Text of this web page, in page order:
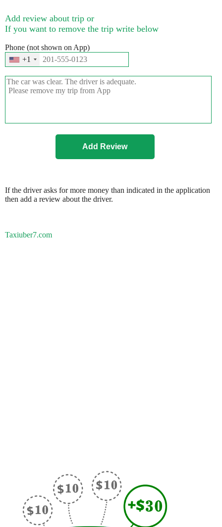
Add review about trip or
If you want to remove the trip write below
Phone (not shown on App)
+1
If the driver asks for more money than indicated in the application
then add a review about the driver.
Taxiuber7.com